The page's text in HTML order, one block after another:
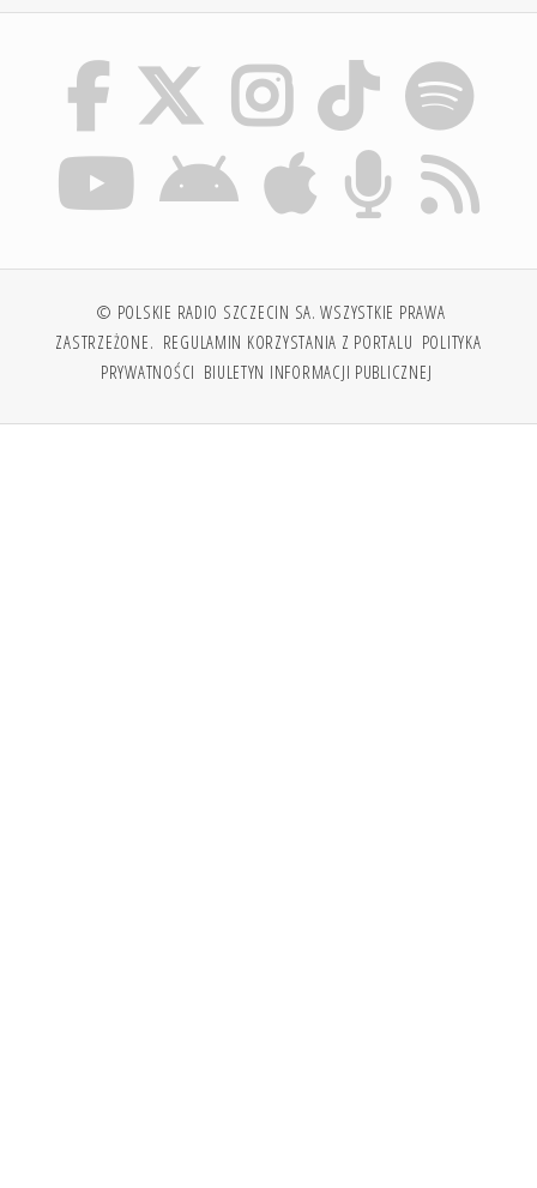
© POLSKIE RADIO SZCZECIN SA. WSZYSTKIE PRAWA
ZASTRZEŻONE. REGULAMIN KORZYSTANIA Z PORTALU POLITYKA
PRYWATNOŚCI BIULETYN INFORMACJI PUBLICZNEJ